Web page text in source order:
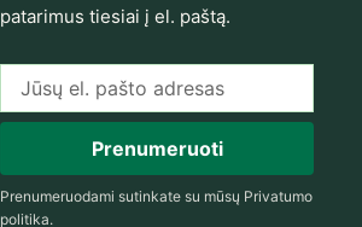
patarimus tiesiai į el. paštą.
Prenumeruoti
Prenumeruodami sutinkate su mūsų Privatumo
politika.